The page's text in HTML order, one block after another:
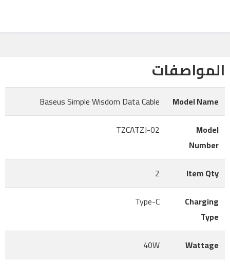
المواصفات
Model Name
Baseus Simple Wisdom Data Cable
Model
Number
TZCATZJ-02
Item Qty
2
Charging
Type
Type-C
Wattage
40W